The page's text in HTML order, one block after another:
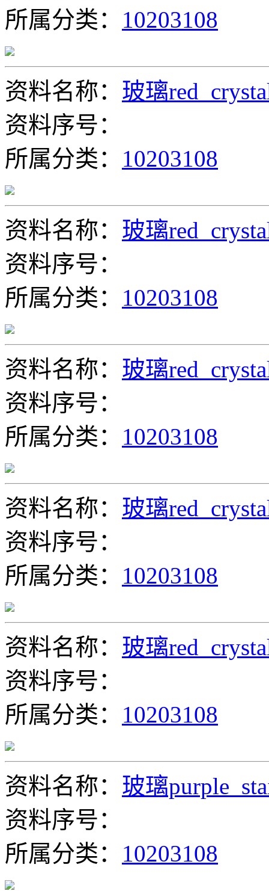
所属分类： 10203108
资料名称： 玻璃
资料序号：
所属分类： 10203108
资料名称： 玻璃
资料序号：
所属分类： 10203108
资料名称： 玻璃
资料序号：
所属分类： 10203108
资料名称： 玻璃
资料序号：
所属分类： 10203108
资料名称： 玻璃
资料序号：
所属分类： 10203108
资料名称： 玻璃
资料序号：
所属分类： 10203108